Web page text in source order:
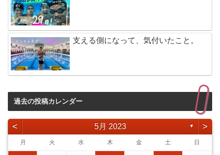
支える側になって、気付いたこと。
過去の投稿カレンダー
< 5月 2023 ▼ >
月 火 水 木 金 土 日